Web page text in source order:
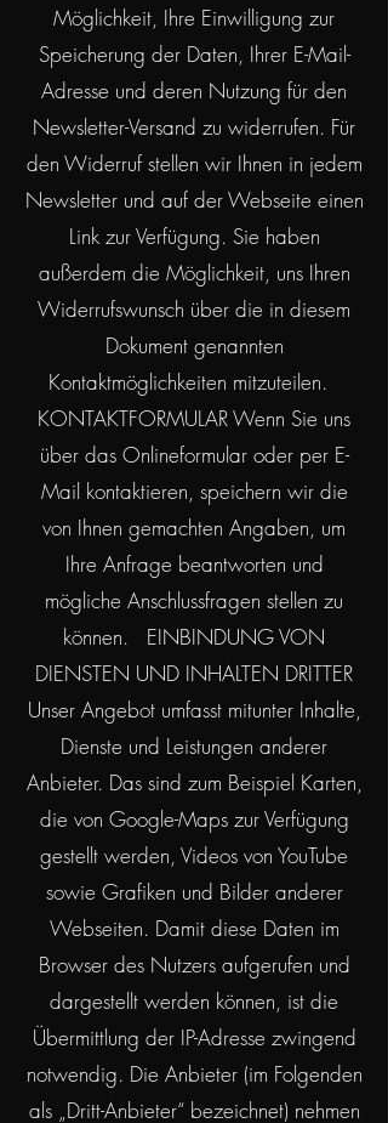
Möglichkeit, Ihre Einwilligung zur
Speicherung der Daten, Ihrer E-Mail-
Adresse und deren Nutzung für den
Newsletter-Versand zu widerrufen. Für
den Widerruf stellen wir Ihnen in jedem
Newsletter und auf der Webseite einen
Link zur Verfügung. Sie haben
außerdem die Möglichkeit, uns Ihren
Widerrufswunsch über die in diesem
Dokument genannten
Kontaktmöglichkeiten mitzuteilen.
KONTAKTFORMULAR Wenn Sie uns
über das Onlineformular oder per E-
Mail kontaktieren, speichern wir die
von Ihnen gemachten Angaben, um
Ihre Anfrage beantworten und
mögliche Anschlussfragen stellen zu
können. EINBINDUNG VON
DIENSTEN UND INHALTEN DRITTER
Unser Angebot umfasst mitunter Inhalte,
Dienste und Leistungen anderer
Anbieter. Das sind zum Beispiel Karten,
die von Google-Maps zur Verfügung
gestellt werden, Videos von YouTube
sowie Grafiken und Bilder anderer
Webseiten. Damit diese Daten im
Browser des Nutzers aufgerufen und
dargestellt werden können, ist die
Übermittlung der IP-Adresse zwingend
notwendig. Die Anbieter (im Folgenden
als „Dritt-Anbieter“ bezeichnet) nehmen